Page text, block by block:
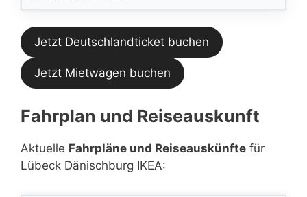
Jetzt Deutschlandticket buchen
Jetzt Mietwagen buchen
Fahrplan und Reiseauskunft
Aktuelle Fahrpläne und Reiseauskünfte für
Lübeck Dänischburg IKEA: